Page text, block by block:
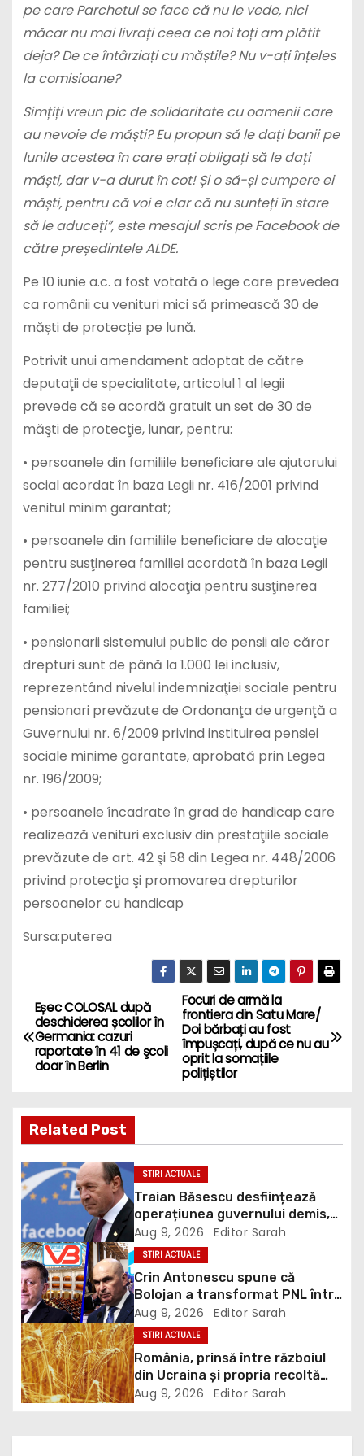
pe care Parchetul se face că nu le vede, nici
măcar nu mai livrați ceea ce noi toți am plătit
deja? De ce întârziați cu măștile? Nu v-ați înțeles
la comisioane?
Simțiți vreun pic de solidaritate cu oamenii care
au nevoie de măști? Eu propun să le dați banii pe
lunile acestea în care erați obligați să le dați
măști, dar v-a durut în cot! Și o să-și cumpere ei
măști, pentru că voi e clar că nu sunteți în stare
să le aduceți”, este mesajul scris pe Facebook de
către președintele ALDE.
Pe 10 iunie a.c. a fost votată o lege care prevedea
ca românii cu venituri mici să primească 30 de
măști de protecție pe lună.
Potrivit unui amendament adoptat de către
deputaţii de specialitate, articolul 1 al legii
prevede că se acordă gratuit un set de 30 de
măşti de protecţie, lunar, pentru:
• persoanele din familiile beneficiare ale ajutorului
social acordat în baza Legii nr. 416/2001 privind
venitul minim garantat;
• persoanele din familiile beneficiare de alocaţie
pentru susţinerea familiei acordată în baza Legii
nr. 277/2010 privind alocaţia pentru susţinerea
familiei;
• pensionarii sistemului public de pensii ale căror
drepturi sunt de până la 1.000 lei inclusiv,
reprezentând nivelul indemnizaţiei sociale pentru
pensionari prevăzute de Ordonanţa de urgenţă a
Guvernului nr. 6/2009 privind instituirea pensiei
sociale minime garantate, aprobată prin Legea
nr. 196/2009;
• persoanele încadrate în grad de handicap care
realizează venituri exclusiv din prestaţiile sociale
prevăzute de art. 42 şi 58 din Legea nr. 448/2006
privind protecţia şi promovarea drepturilor
persoanelor cu handicap
Sursa:puterea
P
o
s
t
n
a
i
g
a
t
i
Focuri de armă la
frontiera din Satu Mare/
Doi bărbați au fost
împușcați, după ce nu au
oprit la somațiile
polițiștilor
Eșec COLOSAL după
deschiderea școlilor în
Germania: cazuri
raportate în 41 de şcoli
doar în Berlin
Related Post
STIRI ACTUALE
Traian Băsescu desființează
operațiunea guvernului demis,
Bolojan, de scufundare a
barjelor în Dunăre: „Este o
improvizație”
Aug 9, 2026 Editor Sarah
STIRI ACTUALE
Crin Antonescu spune că
Bolojan a transformat PNL într-
un satelit USR, asemănător
fostului club de fotbal Dinamo
Victoria, care a aparținut Miliției
Aug 9, 2026 Editor Sarah
STIRI ACTUALE
România, prinsă între războiul
din Ucraina și propria recoltă
record: Rusia lovește porturile
Aug 9, 2026 Editor Sarah